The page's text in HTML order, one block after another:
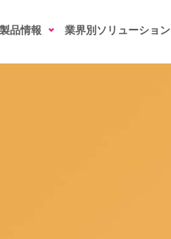
製品情報 業界別ソリューション